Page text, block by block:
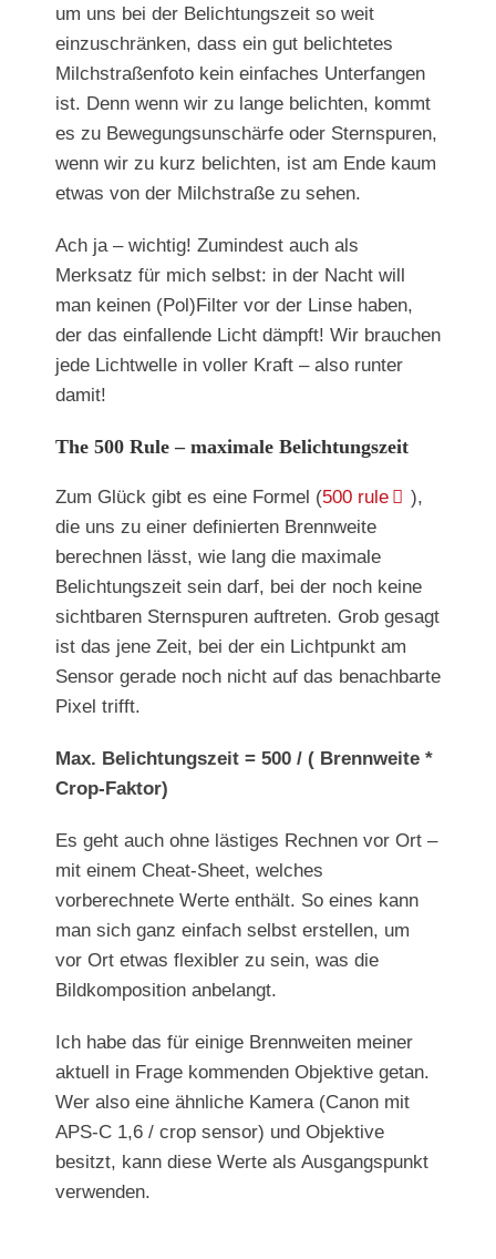
um uns bei der Belichtungszeit so weit
einzuschränken, dass ein gut belichtetes
Milchstraßenfoto kein einfaches Unterfangen
ist. Denn wenn wir zu lange belichten, kommt
es zu Bewegungsunschärfe oder Sternspuren,
wenn wir zu kurz belichten, ist am Ende kaum
etwas von der Milchstraße zu sehen.
Ach ja – wichtig! Zumindest auch als
Merksatz für mich selbst: in der Nacht will
man keinen (Pol)Filter vor der Linse haben,
der das einfallende Licht dämpft! Wir brauchen
jede Lichtwelle in voller Kraft – also runter
damit!
The 500 Rule – maximale Belichtungszeit
Zum Glück gibt es eine Formel (500 rule
),
die uns zu einer definierten Brennweite
berechnen lässt, wie lang die maximale
Belichtungszeit sein darf, bei der noch keine
sichtbaren Sternspuren auftreten. Grob gesagt
ist das jene Zeit, bei der ein Lichtpunkt am
Sensor gerade noch nicht auf das benachbarte
Pixel trifft.
Max. Belichtungszeit = 500 / ( Brennweite *
Crop-Faktor)
Es geht auch ohne lästiges Rechnen vor Ort –
mit einem Cheat-Sheet, welches
vorberechnete Werte enthält. So eines kann
man sich ganz einfach selbst erstellen, um
vor Ort etwas flexibler zu sein, was die
Bildkomposition anbelangt.
Ich habe das für einige Brennweiten meiner
aktuell in Frage kommenden Objektive getan.
Wer also eine ähnliche Kamera (Canon mit
APS-C 1,6 / crop sensor) und Objektive
besitzt, kann diese Werte als Ausgangspunkt
verwenden.